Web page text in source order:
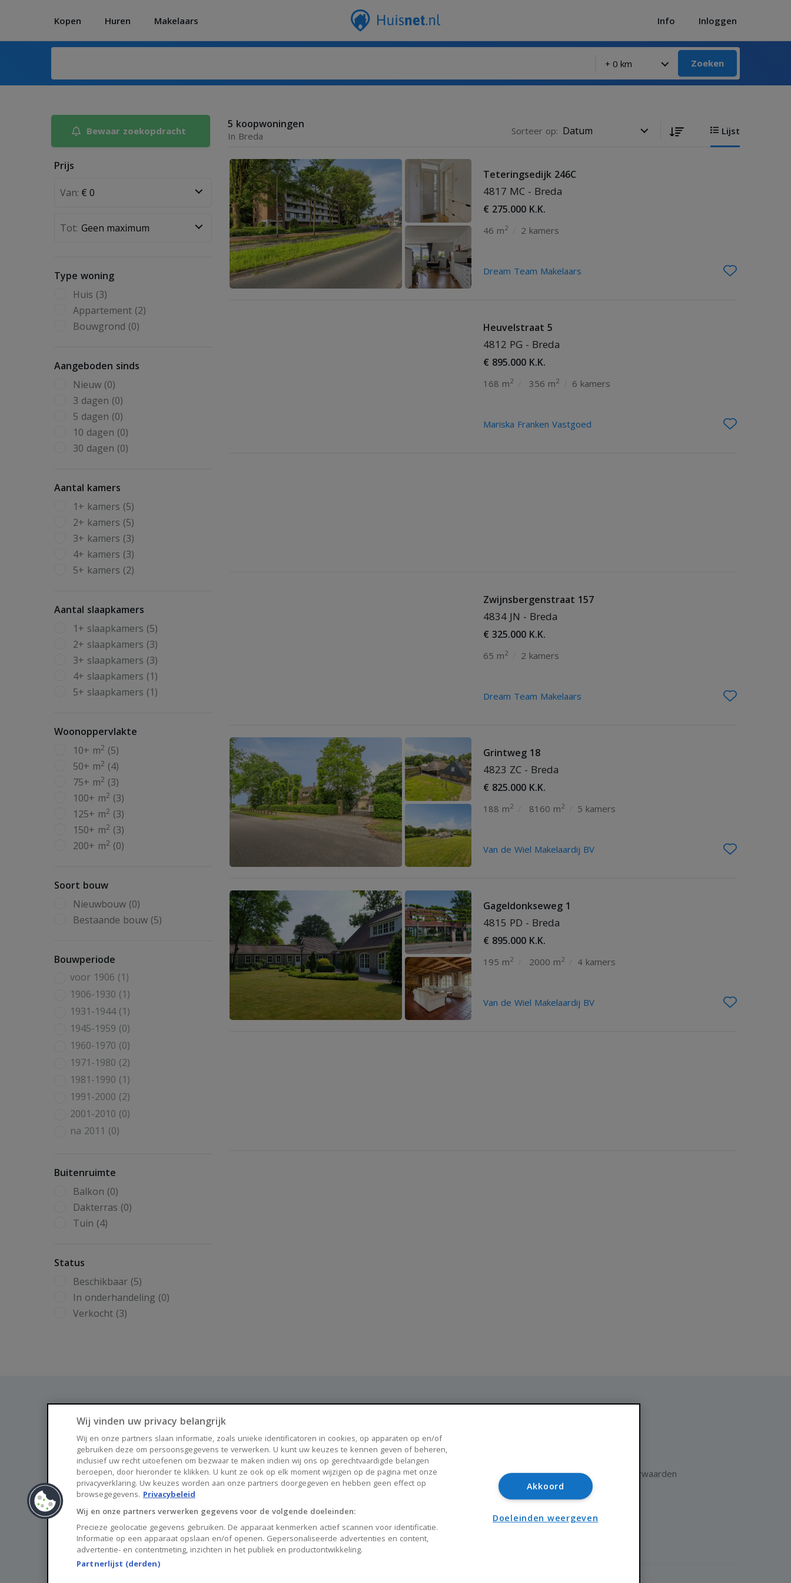
Kopen Huren Makelaars Info Inloggen
Zoeken
Bewaar zoekopdracht
5 koopwoningen
In Breda Sorteer op: Lijst
Prijs
Van:
Tot:
Type woning
Huis (3)
Appartement (2)
Bouwgrond (0)
Aangeboden sinds
Nieuw (0)
3 dagen (0)
5 dagen (0)
10 dagen (0)
30 dagen (0)
Aantal kamers
1+ kamers (5)
2+ kamers (5)
3+ kamers (3)
4+ kamers (3)
5+ kamers (2)
Aantal slaapkamers
1+ slaapkamers (5)
2+ slaapkamers (3)
3+ slaapkamers (3)
4+ slaapkamers (1)
5+ slaapkamers (1)
Woonoppervlakte
10+ m2 (5)
50+ m2 (4)
75+ m2 (3)
100+ m2 (3)
125+ m2 (3)
150+ m2 (3)
200+ m2 (0)
Soort bouw
Nieuwbouw (0)
Bestaande bouw (5)
Bouwperiode
voor 1906 (1)
1906-1930 (1)
1931-1944 (1)
1945-1959 (0)
1960-1970 (0)
1971-1980 (2)
1981-1990 (1)
1991-2000 (2)
2001-2010 (0)
na 2011 (0)
Buitenruimte
Balkon (0)
Dakterras (0)
Tuin (4)
Status
Beschikbaar (5)
In onderhandeling (0)
Verkocht (3)
Teteringsedijk 246C
4817 MC - Breda
€ 275.000 K.K.
46 m2 2 kamers
Dream Team Makelaars
Heuvelstraat 5
4812 PG - Breda
€ 895.000 K.K.
168 m2 356 m2 6 kamers
Mariska Franken Vastgoed
Zwijnsbergenstraat 157
4834 JN - Breda
€ 325.000 K.K.
65 m2 2 kamers
Dream Team Makelaars
Grintweg 18
4823 ZC - Breda
€ 825.000 K.K.
188 m2 8160 m2 5 kamers
Van de Wiel Makelaardij BV
Gageldonkseweg 1
4815 PD - Breda
€ 895.000 K.K.
195 m2 2000 m2 4 kamers
Van de Wiel Makelaardij BV
Vind je nieuwe thuis via Huisnet
Breda
Apeldoorn
Arnhem
Enschede
Amersfoort
Algemene voorwaarden
Privacybeleid
Contact
Wij vinden uw privacy belangrijk
Wij en onze partners slaan informatie, zoals unieke identificatoren in cookies, op apparaten op en/of
gebruiken deze om persoonsgegevens te verwerken. U kunt uw keuzes te kennen geven of beheren,
inclusief uw recht uitoefenen om bezwaar te maken indien wij ons op gerechtvaardigde belangen
beroepen, door hieronder te klikken. U kunt ze ook op elk moment wijzigen op de pagina met onze
privacyverklaring. Uw keuzes worden aan onze partners doorgegeven en hebben geen effect op
browsegegevens. Privacybeleid
Wij en onze partners verwerken gegevens voor de volgende doeleinden:
Precieze geolocatie gegevens gebruiken. De apparaat kenmerken actief scannen voor identificatie.
Informatie op een apparaat opslaan en/of openen. Gepersonaliseerde advertenties en content,
advertentie- en contentmeting, inzichten in het publiek en productontwikkeling.
Partnerlijst (derden)
Akkoord
Doeleinden weergeven